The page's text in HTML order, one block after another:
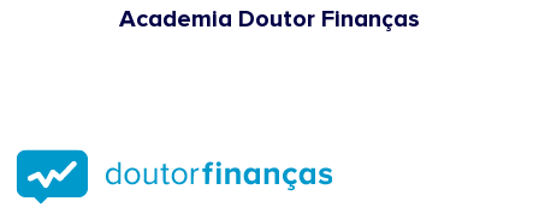
Academia Doutor Finanças